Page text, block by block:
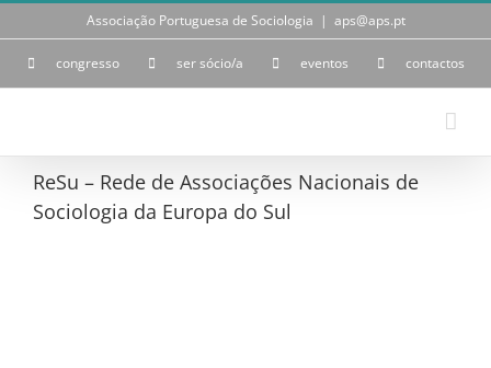
Skip
Associação Portuguesa de Sociologia | aps@aps.pt
congresso ser sócio/a eventos contactos
ReSu – Rede de Associações Nacionais de
Sociologia da Europa do Sul